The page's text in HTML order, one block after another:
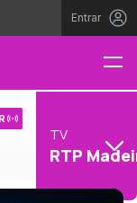
Entrar
TV
RTP